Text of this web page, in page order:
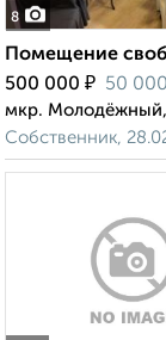
8
Помещение
500 000 ₽ 50 000
мкр. Молодёжный,
Собственник,